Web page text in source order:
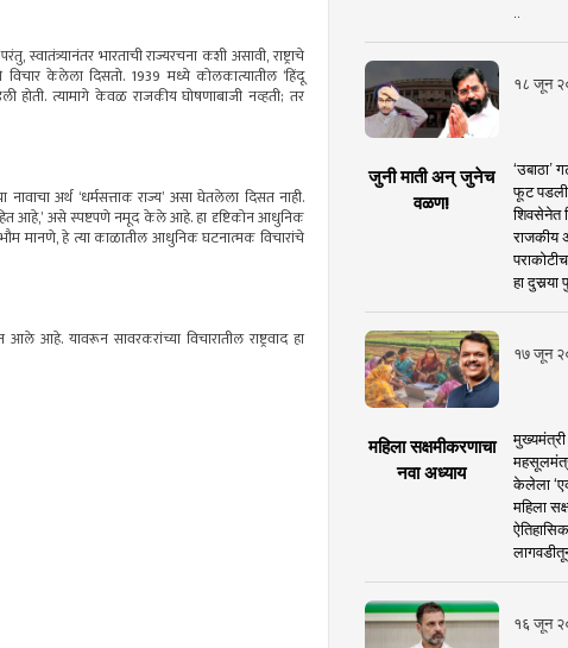
स्वातंत्र्यानंतर भारताची राज्यरचना कशी असावी, राष्ट्राचे
विचार केलेला दिसतो. 1939 मध्ये कोलकात्यातील ‘हिंदू
होती. त्यामागे केवळ राजकीय घोषणाबाजी नव्हती; तर
अर्थ ‘धर्मसत्ताक राज्य’ असा घेतलेला दिसत नाही.
आहे,’ असे स्पष्टपणे नमूद केले आहे. हा दृष्टिकोन आधुनिक
मानणे, हे त्या काळातील आधुनिक घटनात्मक विचारांचे
यावरून सावरकरांच्या विचारातील राष्ट्रवाद हा
१८ जून
जुनी माती अन् जुनेच
वळण!
‘उबाठा’
फूट पडली
शिवसेनेत
राजकीय
हा दुसर्‍या
१७ जून
महिला सक्षमीकरणाचा
नवा अध्याय
मुख्यमंत्री
केलेला
महिला
१६ जून